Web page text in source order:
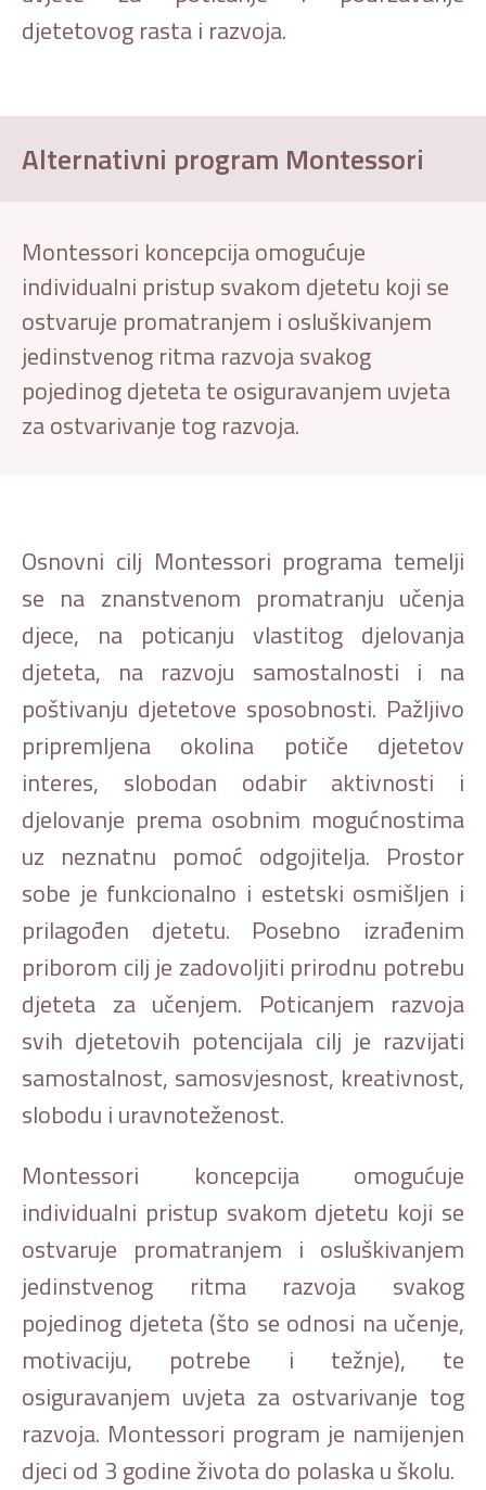
djetetovog rasta i razvoja.
Alternativni program Montessori
Montessori koncepcija omogućuje
individualni pristup svakom djetetu koji se
ostvaruje promatranjem i osluškivanjem
jedinstvenog ritma razvoja svakog
pojedinog djeteta te osiguravanjem uvjeta
za ostvarivanje tog razvoja.
Osnovni cilj Montessori programa temelji
se na znanstvenom promatranju učenja
djece, na poticanju vlastitog djelovanja
djeteta, na razvoju samostalnosti i na
poštivanju djetetove sposobnosti. Pažljivo
pripremljena okolina potiče djetetov
interes, slobodan odabir aktivnosti i
djelovanje prema osobnim mogućnostima
uz neznatnu pomoć odgojitelja. Prostor
sobe je funkcionalno i estetski osmišljen i
prilagođen djetetu. Posebno izrađenim
priborom cilj je zadovoljiti prirodnu potrebu
djeteta za učenjem. Poticanjem razvoja
svih djetetovih potencijala cilj je razvijati
samostalnost, samosvjesnost, kreativnost,
slobodu i uravnoteženost.
Montessori koncepcija omogućuje
individualni pristup svakom djetetu koji se
ostvaruje promatranjem i osluškivanjem
jedinstvenog ritma razvoja svakog
pojedinog djeteta (što se odnosi na učenje,
motivaciju, potrebe i težnje), te
osiguravanjem uvjeta za ostvarivanje tog
razvoja. Montessori program je namijenjen
djeci od 3 godine života do polaska u školu.